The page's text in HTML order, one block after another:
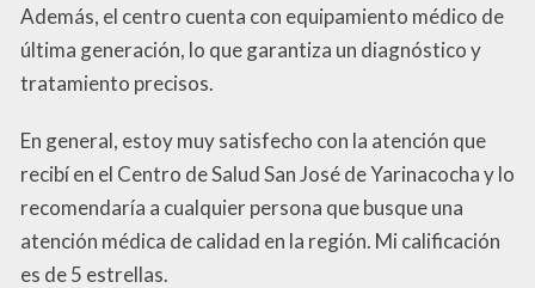
Además, el centro cuenta con equipamiento médico de
última generación, lo que garantiza un diagnóstico y
tratamiento precisos.
En general, estoy muy satisfecho con la atención que
recibí en el Centro de Salud San José de Yarinacocha y lo
recomendaría a cualquier persona que busque una
atención médica de calidad en la región. Mi calificación
es de 5 estrellas.